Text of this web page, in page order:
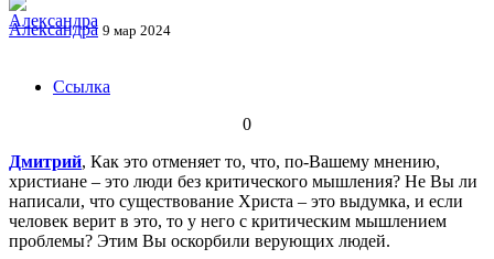
Александра 9 мар 2024
Ссылка
0
Дмитрий, Как это отменяет то, что, по-Вашему мнению,
христиане – это люди без критического мышления? Не Вы ли
написали, что существование Христа – это выдумка, и если
человек верит в это, то у него с критическим мышлением
проблемы? Этим Вы оскорбили верующих людей.